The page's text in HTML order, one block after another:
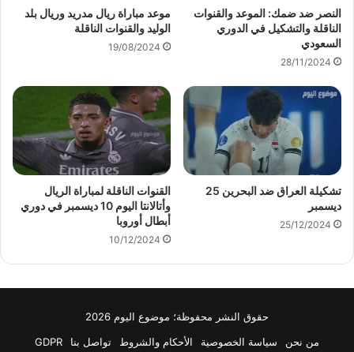
النصر ضد ضمك: الموعد والقنوات
الناقلة والتشكيل في الدوري
السعودي
28/11/2024
موعد مباراة ريال مدريد وريال بلد
الوليد والقنوات الناقلة
19/08/2024
تشكيلة العراق ضد البحرين 25
ديسمبر
25/12/2024
القنوات الناقلة لمباراة الريال
وأتالانتا اليوم 10 ديسمبر في دوري
أبطال أوروبا
10/12/2024
حقوق النشر محفوظة؛ موضوع اليوم 2026
من نحن
سياسة الخصوصية الأحكام والشروط تواصل بنا GDPR